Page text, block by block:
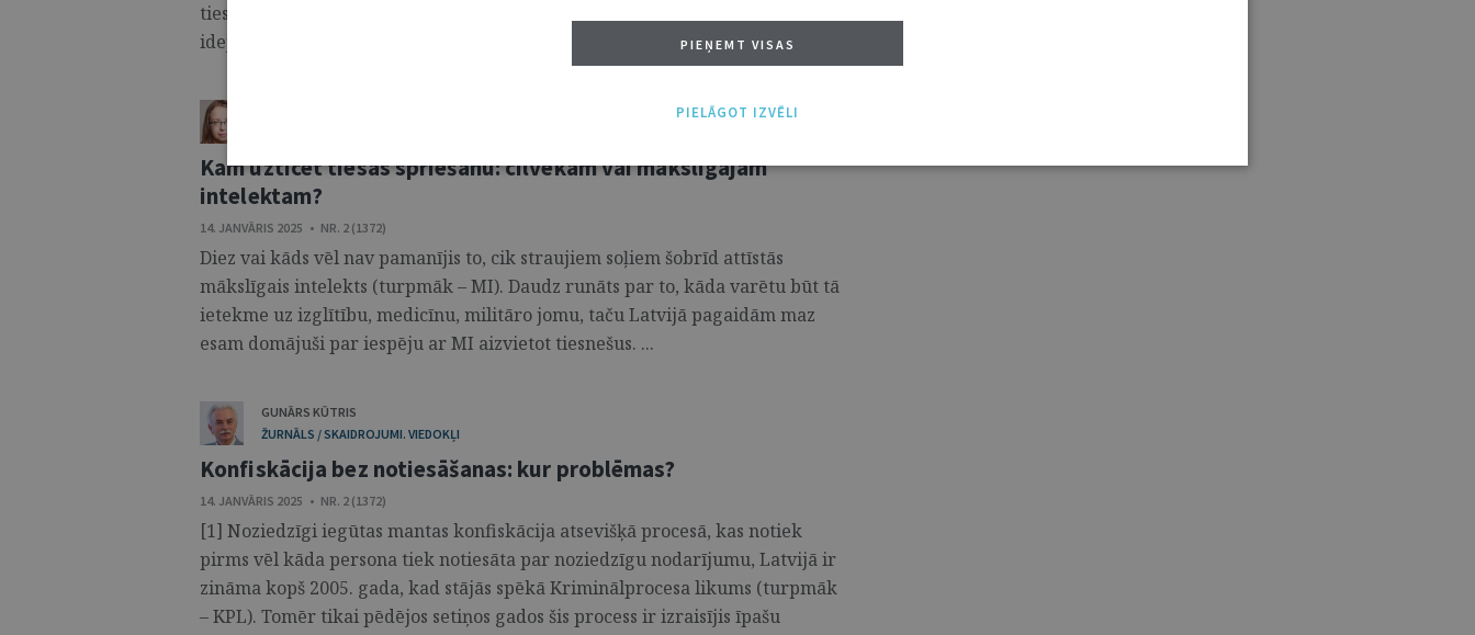
tiesībām, vienlaikus tomēr aicinot iepazīties ar pētījumiem par viņa dzīvi un
idejām. Viņā izcilā personība to noteikti ir pelnījusi. ...
Kam uzticēt tiesas spriešanu: cilvēkam vai mākslīgajam
intelektam?
14. JANVĀRIS 2025 • NR. 2 (1372)
Diez vai kāds vēl nav pamanījis to, cik straujiem soļiem šobrīd attīstās
mākslīgais intelekts (turpmāk – MI). Daudz runāts par to, kāda varētu būt tā
ietekme uz izglītību, medicīnu, militāro jomu, taču Latvijā pagaidām maz
esam domājuši par iespēju ar MI aizvietot tiesnešus. ...
GUNĀRS KŪTRIS
ŽURNĀLS / SKAIDROJUMI. VIEDOKĻI
Konfiskācija bez notiesāšanas: kur problēmas?
14. JANVĀRIS 2025 • NR. 2 (1372)
[1] Noziedzīgi iegūtas mantas konfiskācija atsevišķā procesā, kas notiek
pirms vēl kāda persona tiek notiesāta par noziedzīgu nodarījumu, Latvijā ir
zināma kopš 2005. gada, kad stājās spēkā Kriminālprocesa likums (turpmāk
– KPL). Tomēr tikai pēdējos setiņos gados šis process ir izraisījis īpašu
PIEŅEMT VISAS
PIELĀGOT IZVĒLI